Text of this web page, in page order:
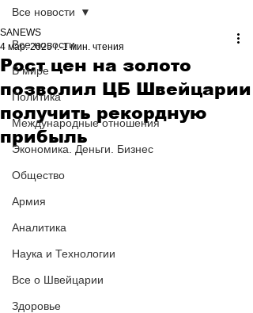
Все новости
В мире
Политика
Международные отношения
Экономика. Деньги. Бизнес
Общество
Армия
Аналитика
Наука и Технологии
Все о Швейцарии
Здоровье
Все новости
Рост цен на золото
позволил ЦБ Швейцарии
получить рекордную
прибыль
SANEWS
4 мар. 2025 г. 1 мин. чтения